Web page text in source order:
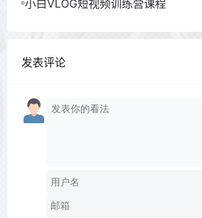
小白VLOG短视频训练营课程
发表评论